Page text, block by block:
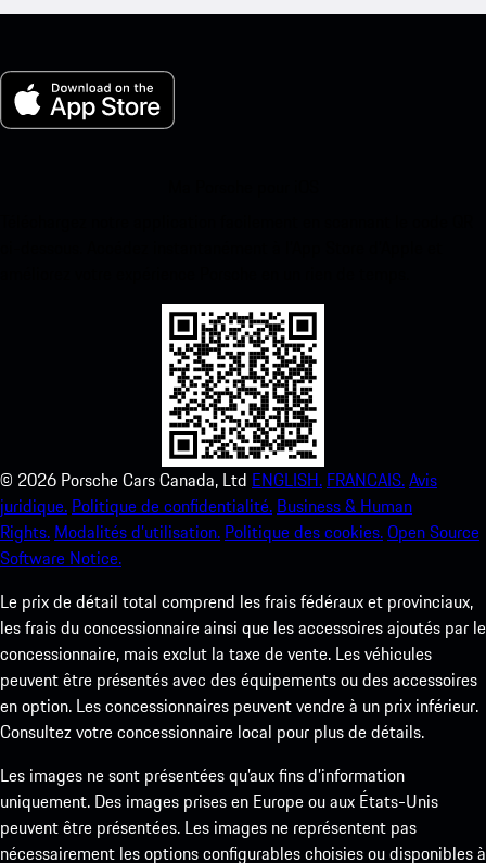
© 2026 Porsche Cars Canada, Ltd ENGLISH. FRANCAIS.Avis
juridique. Politique de confidentialité. Business & Human
Rights. Modalités d’utilisation. Politique des cookies.Open Source
Software Notice.
Le prix de détail total comprend les frais fédéraux et provinciaux,
les frais du concessionnaire ainsi que les accessoires ajoutés par le
concessionnaire, mais exclut la taxe de vente. Les véhicules
peuvent être présentés avec des équipements ou des accessoires
en option. Les concessionnaires peuvent vendre à un prix inférieur.
Consultez votre concessionnaire local pour plus de détails.
Les images ne sont présentées qu’aux fins d’information
uniquement. Des images prises en Europe ou aux États-Unis
peuvent être présentées. Les images ne représentent pas
nécessairement les options configurables choisies ou disponibles à